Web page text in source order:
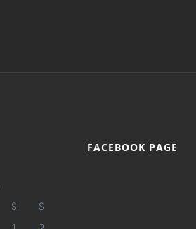
S S
FACEBOOK PAGE